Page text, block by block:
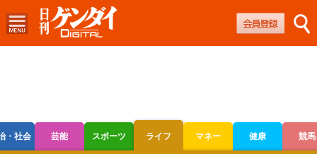
・社会 芸能 スポーツ ライフ マネー 健康 競馬